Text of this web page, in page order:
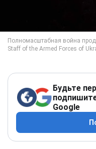
Будьте
Google